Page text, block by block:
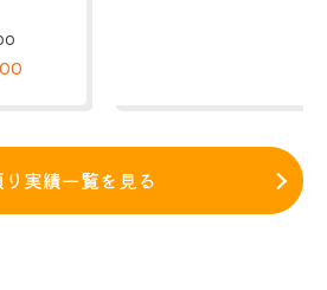
実績一覧を見る